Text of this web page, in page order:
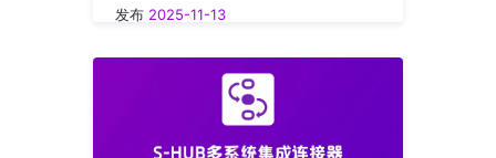
发布 2025-11-13